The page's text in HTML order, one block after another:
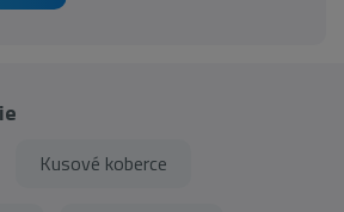
Kusové koberce